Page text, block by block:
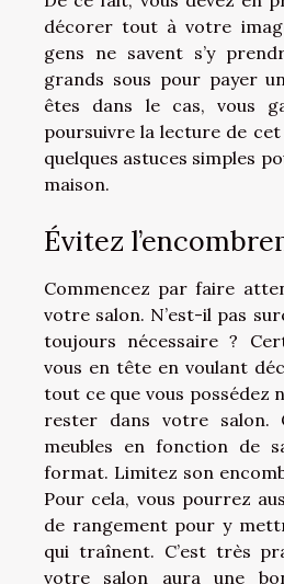
décorer tout à votre
gens ne savent s’y
grands sous pour payer
êtes dans le cas, vous
poursuivre la lecture de
quelques astuces simples
maison.
Évitez
Commencez par faire
votre salon. N’est-il pas
toujours nécessaire ?
vous en tête en voulant
tout ce que vous possédez
rester dans votre salon.
meubles en fonction de
format. Limitez son
Pour cela, vous pourrez
de rangement pour y
qui traînent. C’est très
votre salon aura une